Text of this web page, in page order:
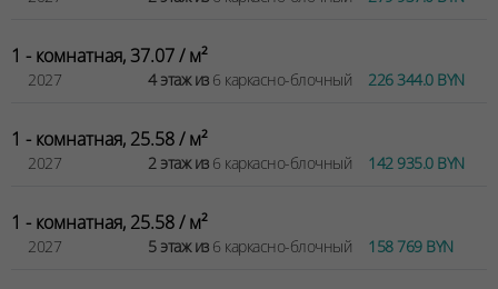
1 - комнатная, 37.07 / м²
2027 4 этаж из6 каркасно-блочный 226 344.0 BYN
1 - комнатная, 25.58 / м²
2027 2 этаж из6 каркасно-блочный 142 935.0 BYN
1 - комнатная, 25.58 / м²
2027 5 этаж из6 каркасно-блочный 158 769 BYN